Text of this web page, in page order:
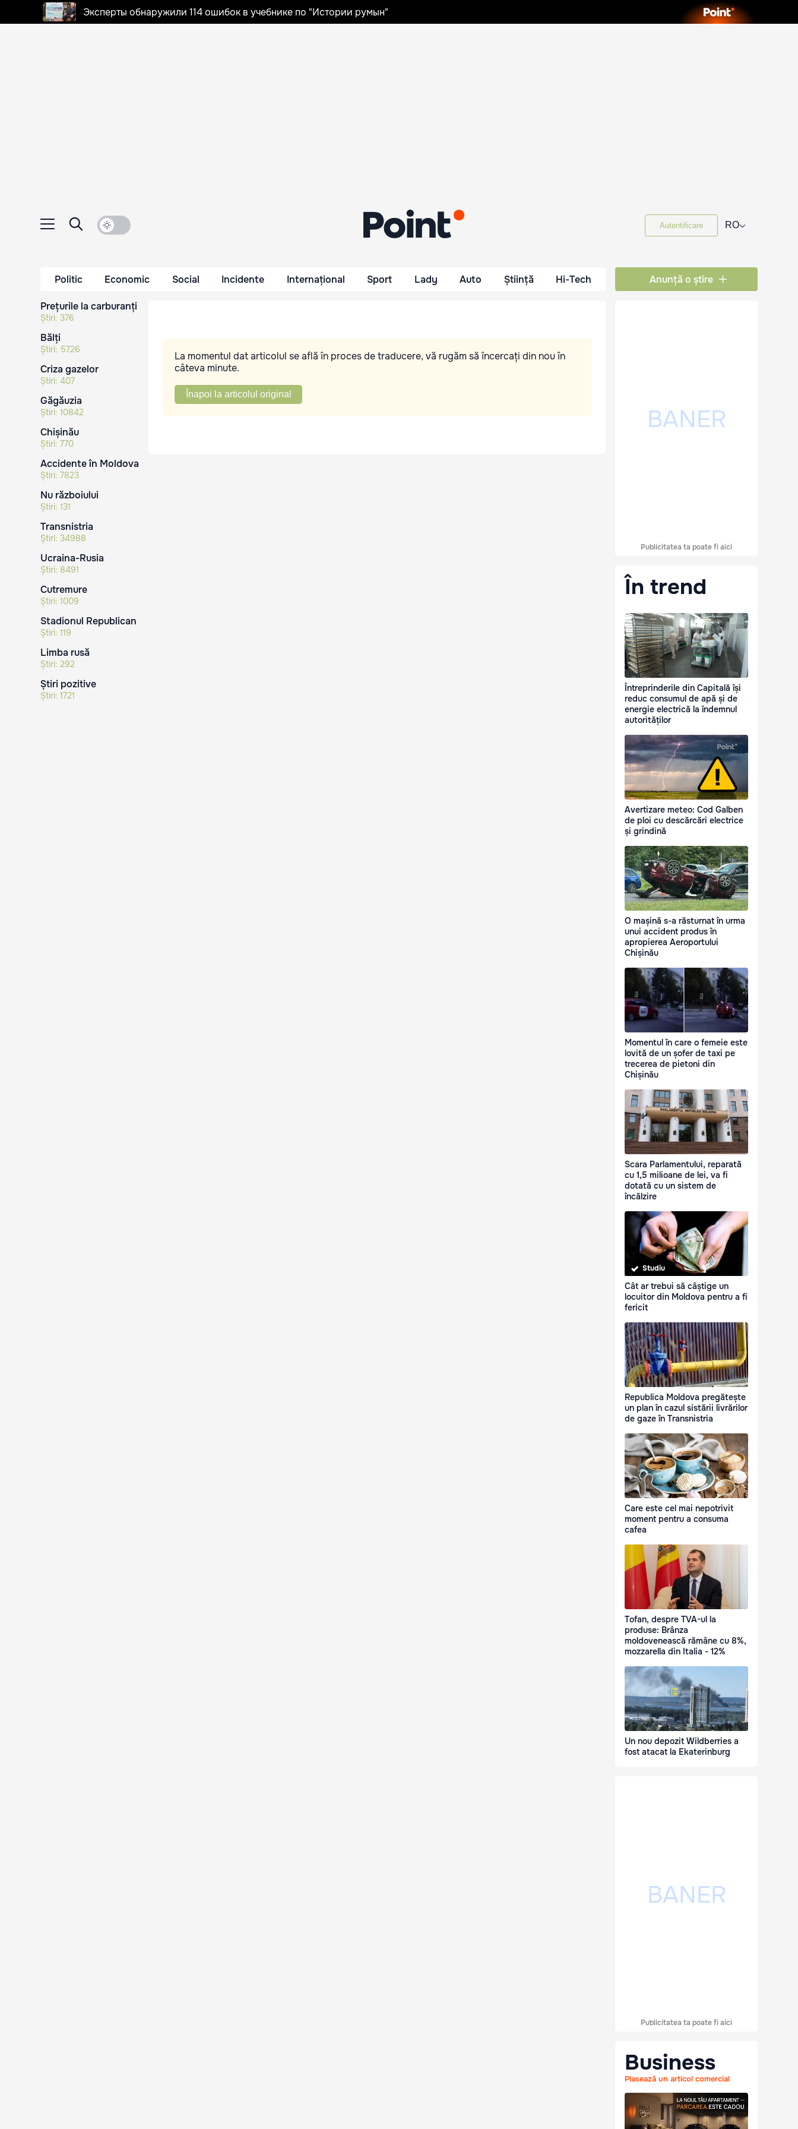
Эксперты обнаружили 114 ошибок в учебнике по "Истории румын"
Autentificare RO⌵
Politic Economic Social Incidente Internațional Sport Lady Auto Știință Hi-Tech Anunță o știre
Prețurile la carburanți
Știri: 376
Bălți
Știri: 5726
Criza gazelor
Știri: 407
Găgăuzia
Știri: 10842
Chișinău
Știri: 770
Accidente în Moldova
Știri: 7823
Nu războiului
Știri: 131
Transnistria
Știri: 34988
Ucraina-Rusia
Știri: 8491
Cutremure
Știri: 1009
Stadionul Republican
Știri: 119
Limba rusă
Știri: 292
Știri pozitive
Știri: 1721
La momentul dat articolul se află în proces de traducere, vă rugăm să încercați din nou în
câteva minute.
Înapoi la articolul original
Publicitatea ta poate fi aici
În trend
Întreprinderile din Capitală își
reduc consumul de apă și de
energie electrică la îndemnul
autorităților
Avertizare meteo: Cod Galben
de ploi cu descărcări electrice
și grindină
O mașină s-a răsturnat în urma
unui accident produs în
apropierea Aeroportului
Chișinău
Momentul în care o femeie este
lovită de un șofer de taxi pe
trecerea de pietoni din
Chișinău
Scara Parlamentului, reparată
cu 1,5 milioane de lei, va fi
dotată cu un sistem de
încălzire
Studiu
Cât ar trebui să câștige un
locuitor din Moldova pentru a fi
fericit
Republica Moldova pregătește
un plan în cazul sistării livrărilor
de gaze în Transnistria
Care este cel mai nepotrivit
moment pentru a consuma
cafea
Tofan, despre TVA-ul la
produse: Brânza
moldovenească rămâne cu 8%,
mozzarella din Italia - 12%
Un nou depozit Wildberries a
fost atacat la Ekaterinburg
Publicitatea ta poate fi aici
Business
Plasează un articol comercial